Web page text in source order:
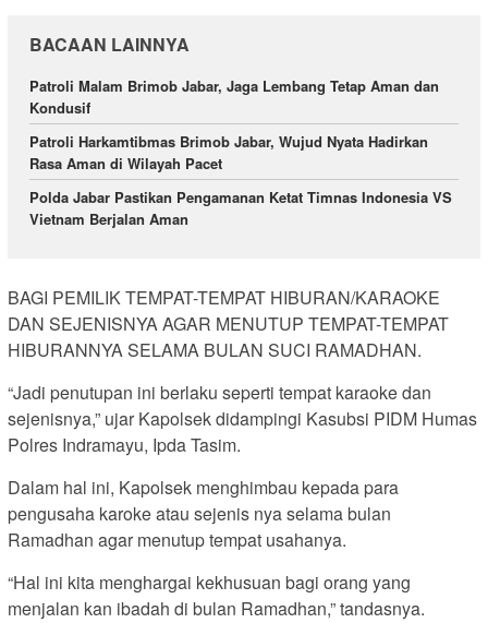
BACAAN LAINNYA
Patroli Malam Brimob Jabar, Jaga Lembang Tetap Aman dan
Kondusif
Patroli Harkamtibmas Brimob Jabar, Wujud Nyata Hadirkan
Rasa Aman di Wilayah Pacet
Polda Jabar Pastikan Pengamanan Ketat Timnas Indonesia VS
Vietnam Berjalan Aman
BAGI PEMILIK TEMPAT-TEMPAT HIBURAN/KARAOKE
DAN SEJENISNYA AGAR MENUTUP TEMPAT-TEMPAT
HIBURANNYA SELAMA BULAN SUCI RAMADHAN.
“Jadi penutupan ini berlaku seperti tempat karaoke dan
sejenisnya,” ujar Kapolsek didampingi Kasubsi PIDM Humas
Polres Indramayu, Ipda Tasim.
Dalam hal ini, Kapolsek menghimbau kepada para
pengusaha karoke atau sejenis nya selama bulan
Ramadhan agar menutup tempat usahanya.
“Hal ini kita menghargai kekhusuan bagi orang yang
menjalan kan ibadah di bulan Ramadhan,” tandasnya.